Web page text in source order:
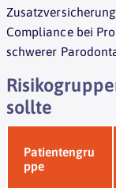
Compliance bei
schwerer
sollte
Patientengru
ppe